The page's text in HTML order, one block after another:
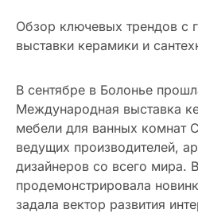
Обзор ключевых трендов с
выставки керамики и
В сентябре в Болонье
Международная выставка
мебели для ванных комнат
ведущих производителей,
дизайнеров со всего мира.
продемонстрировала
задала вектор развития